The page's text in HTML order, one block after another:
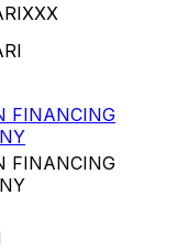
FINANCING
FINANCING